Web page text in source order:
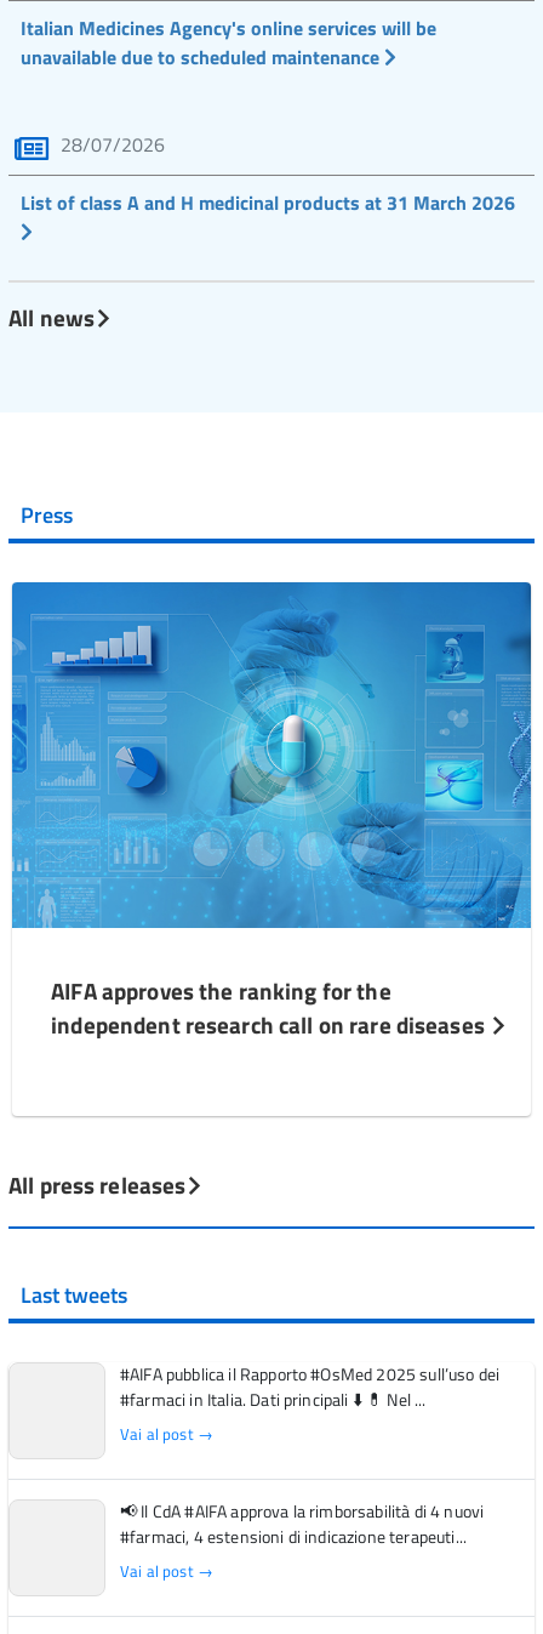
Italian Medicines Agency's online services will be
unavailable due to scheduled maintenance
28/07/2026
List of class A and H medicinal products at 31 March 2026
All news
Press
AIFA approves the ranking for the
independent research call on rare diseases
All press releases
Last tweets
#AIFA pubblica il Rapporto #OsMed 2025 sull’uso dei
#farmaci in Italia. Dati principali ⬇️ 💊 Nel ...
Vai al post →
📢 Il CdA #AIFA approva la rimborsabilità di 4 nuovi
#farmaci, 4 estensioni di indicazione terapeuti...
Vai al post →